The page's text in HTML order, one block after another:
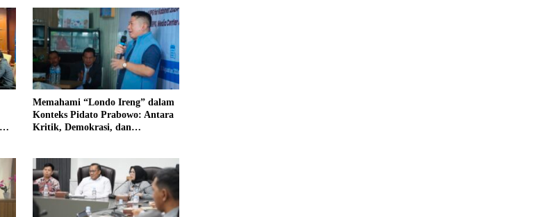
Memahami “Londo Ireng” dalam
Konteks Pidato Prabowo: Antara
Kritik, Demokrasi, dan